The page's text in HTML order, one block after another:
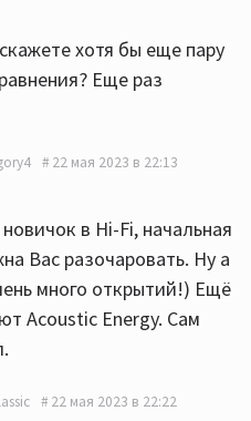
хотя бы еще пару
Еще раз
22 мая 2023 в 22:13
в Hi-Fi, начальная
Вас разочаровать. Ну а
много открытий!) Ещё
Acoustic Energy. Сам
22 мая 2023 в 22:22